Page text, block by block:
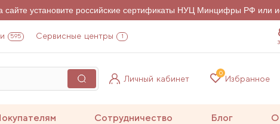
сайте установите российские сертификаты НУЦ Минцифры РФ или
595 Сервисные центры 1
Личный кабинет Избранное
0
Сотрудничество Блог О